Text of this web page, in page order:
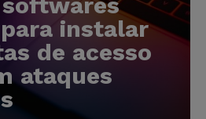
instalar
de acesso
ataques